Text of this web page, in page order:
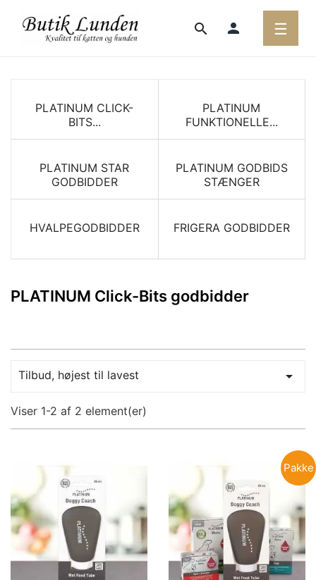
☰
search person
PLATINUM CLICK-
BITS...
PLATINUM
FUNKTIONELLE...
PLATINUM STAR
GODBIDDER
PLATINUM GODBIDS
STÆNGER
HVALPEGODBIDDER FRIGERA GODBIDDER
PLATINUM Click-Bits godbidder
Tilbud, højest til lavest 
Viser 1-2 af 2 element(er)
Pakke